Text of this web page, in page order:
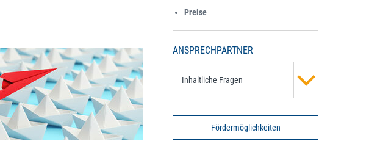
Preise
ANSPRECHPARTNER
Inhaltliche Fragen
Fördermöglichkeiten